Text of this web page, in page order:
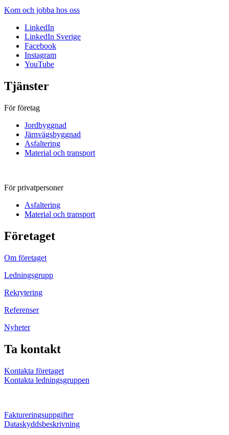
Kom och jobba hos oss
LinkedIn
LinkedIn Sverige
Facebook
Instagram
YouTube
Tjänster
För företag
Jordbyggnad
Järnvägsbyggnad
Asfaltering
Material och transport
För privatpersoner
Asfaltering
Material och transport
Företaget
Om företaget
Ledningsgrupp
Rekrytering
Referenser
Nyheter
Ta kontakt
Kontakta företaget
Kontakta ledningsgruppen
Faktureringsuppgifter
Dataskyddsbeskrivning